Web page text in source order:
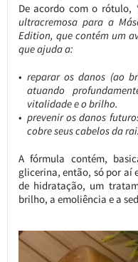
De acordo com o rótulo,
ultracremosa para a
Edition, que contém um
que ajuda a:
reparar os danos (ao
atuando
vitalidade e o brilho.
prevenir os danos
cobre seus cabelos da
A fórmula contém,
glicerina, então, só por aí
de hidratação, um
brilho, a emoliência e a